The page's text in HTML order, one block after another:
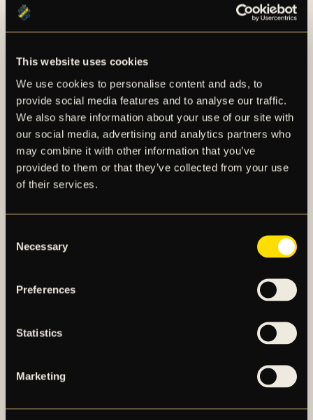
This website uses cookies
We use cookies to personalise content and ads, to
provide social media features and to analyse our traffic.
We also share information about your use of our site with
our social media, advertising and analytics partners who
may combine it with other information that you’ve
provided to them or that they’ve collected from your use
of their services.
Selection
Necessary
Preferences
Statistics
Marketing
Se samtliga matcher i OBOS Damallsvenskan
abonnemanghär
TRUPPSTATUS
Klicka på knappen nedan för att se truppstatusen för
vecka 25.
TRUPPSTATUS: DAMLAGET V.25
NYHETER